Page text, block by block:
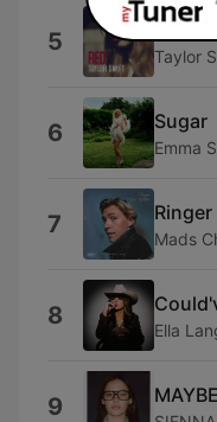
5 I Knew
Taylor
6 Sugar
Emma
7 Mads
8 Ella
9